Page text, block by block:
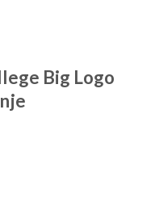
Big Logo